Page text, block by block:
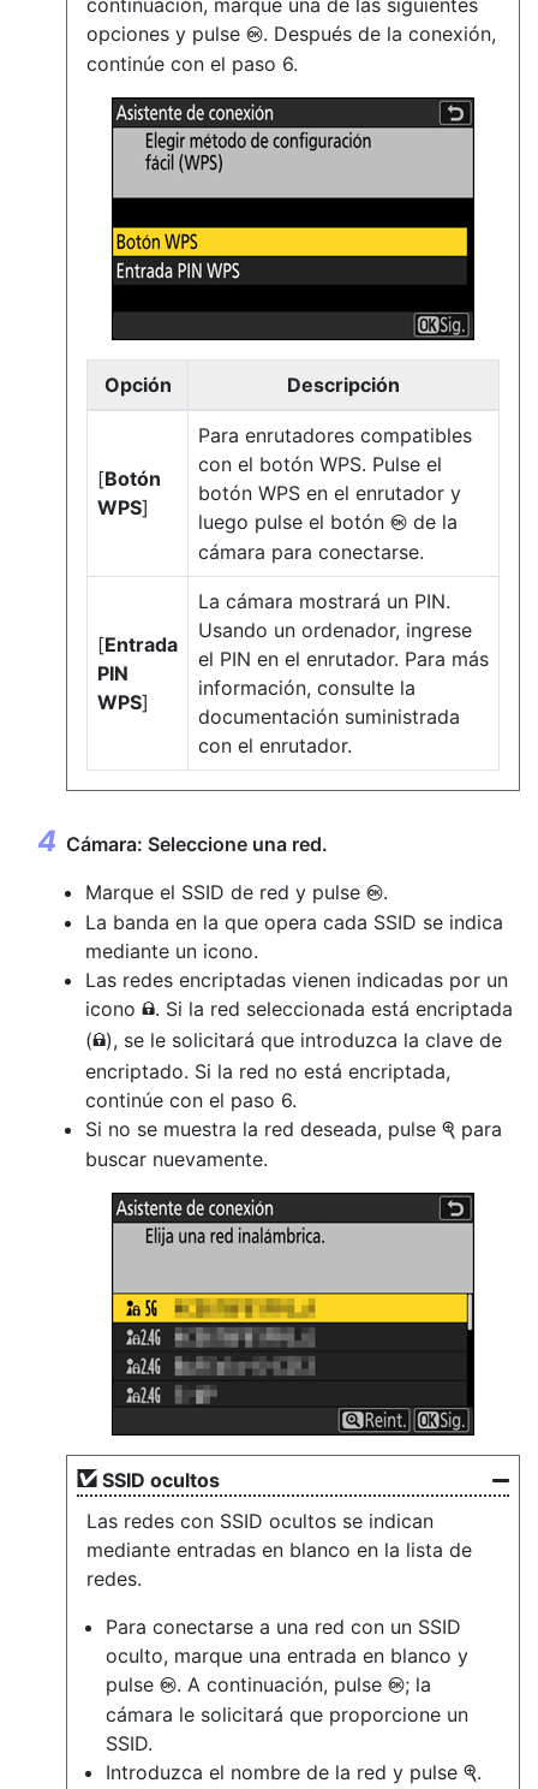
continuación, marque una de las siguientes
opciones y pulse J. Después de la conexión,
continúe con el paso 6.
Opción Descripción
[Botón
WPS]
Para enrutadores compatibles
con el botón WPS. Pulse el
botón WPS en el enrutador y
luego pulse el botón J de la
cámara para conectarse.
[Entrada
PIN
WPS]
La cámara mostrará un PIN.
Usando un ordenador, ingrese
el PIN en el enrutador. Para más
información, consulte la
documentación suministrada
con el enrutador.
Cámara: Seleccione una red.
Marque el SSID de red y pulse J.
La banda en la que opera cada SSID se indica
mediante un icono.
Las redes encriptadas vienen indicadas por un
icono h. Si la red seleccionada está encriptada
(h), se le solicitará que introduzca la clave de
encriptado. Si la red no está encriptada,
continúe con el paso 6.
Si no se muestra la red deseada, pulse X para
buscar nuevamente.
SSID ocultos
Las redes con SSID ocultos se indican
mediante entradas en blanco en la lista de
redes.
Para conectarse a una red con un SSID
oculto, marque una entrada en blanco y
pulse J. A continuación, pulse J; la
cámara le solicitará que proporcione un
SSID.
Introduzca el nombre de la red y pulse X.